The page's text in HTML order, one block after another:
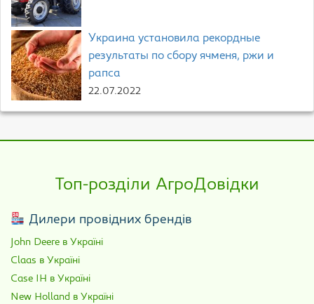
Украина установила рекордные
результаты по сбору ячменя, ржи и
рапса
22.07.2022
Топ-розділи АгроДовідки
Дилери провідних брендів
John Deere в Україні
Claas в Україні
Case IH в Україні
New Holland в Україні